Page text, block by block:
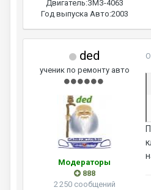
Двигатель:ЗМЗ-4063
Год выпуска Авто:2003
ded
ученик по ремонту авто
Модераторы
888
2 250 сообщений